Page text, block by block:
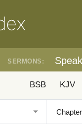
SERMONS:
BSB KJV